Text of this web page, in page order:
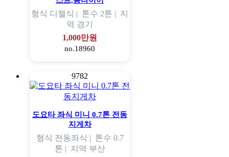
형식 디젤식 | 톤수 2톤 | 지
역 경기
1,000만원
no.18960
9782
도요타 좌식 미니 0.7톤 전동
지게차
형식 전동좌식 | 톤수 0.7
톤 | 지역 부산